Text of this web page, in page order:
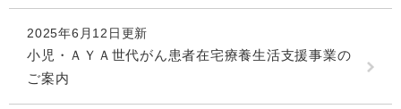
2025年6月12日更新
小児・ＡＹＡ世代がん患者在宅療養生活支援事業の
ご案内